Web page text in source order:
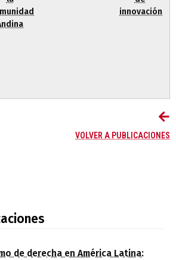
innovación
VOLVER A PUBLICACIONES
de derecha en América Latina: